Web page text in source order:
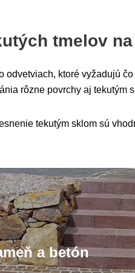
tmelov
odvetviach, ktoré vyžadujú
rôzne povrchy aj tekutým
tekutým sklom sú
a betón